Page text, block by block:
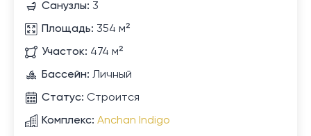
Санузлы: 3
Площадь: 354 м²
Участок: 474 м²
Бассейн: Личный
Статус: Строится
Комплекс: Anchan Indigo